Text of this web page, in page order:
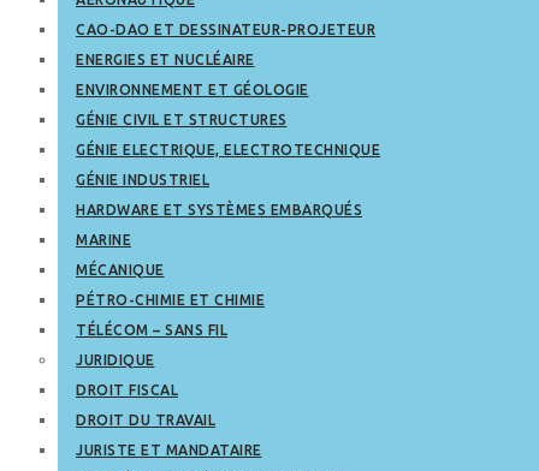
CAO-DAO ET DESSINATEUR-PROJETEUR
ENERGIES ET NUCLÉAIRE
ENVIRONNEMENT ET GÉOLOGIE
GÉNIE CIVIL ET STRUCTURES
GÉNIE ELECTRIQUE, ELECTROTECHNIQUE
GÉNIE INDUSTRIEL
HARDWARE ET SYSTÈMES EMBARQUÉS
MARINE
MÉCANIQUE
PÉTRO-CHIMIE ET CHIMIE
TÉLÉCOM – SANS FIL
JURIDIQUE
DROIT FISCAL
DROIT DU TRAVAIL
JURISTE ET MANDATAIRE